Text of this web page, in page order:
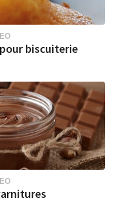
biscuiterie